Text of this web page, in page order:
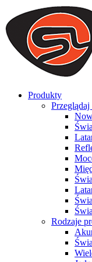
We use cookies to
you a better
ACCEPT AND
Produkty
Przeglądaj
Rodzaje